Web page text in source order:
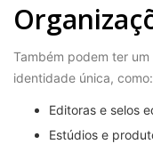
Também podem ter
identidade única, como:
Editoras e selos
Estúdios e